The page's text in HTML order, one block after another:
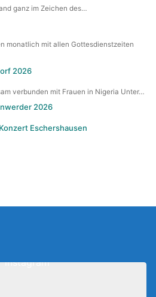
ganz im Zeichen des…
monatlich mit allen Gottesdienstzeiten
2026
verbunden mit Frauen in Nigeria Unter…
2026
Eschershausen